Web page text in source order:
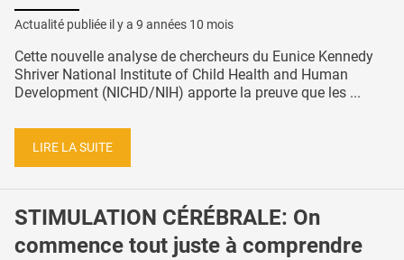
Actualité publiée il y a 9 années 10 mois
Cette nouvelle analyse de chercheurs du Eunice Kennedy
Shriver National Institute of Child Health and Human
Development (NICHD/NIH) apporte la preuve que les ...
LIRE LA SUITE
STIMULATION CÉRÉBRALE: On
commence tout juste à comprendre